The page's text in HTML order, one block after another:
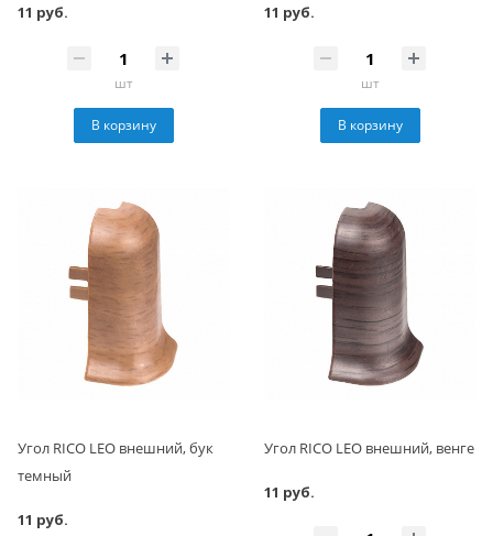
11 руб.
шт
В корзину
11 руб.
шт
В корзину
Угол RICO LEO внешний, бук
темный
11 руб.
Угол RICO LEO внешний, венге
11 руб.